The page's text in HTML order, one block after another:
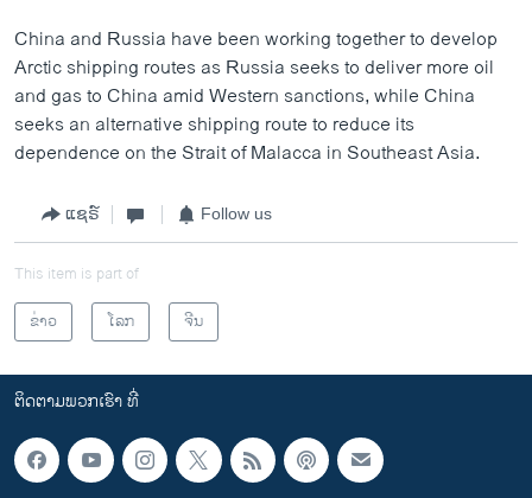
China and Russia have been working together to develop
Arctic shipping routes as Russia seeks to deliver more oil
and gas to China amid Western sanctions, while China
seeks an alternative shipping route to reduce its
dependence on the Strait of Malacca in Southeast Asia.
ແຊຣ໌ Follow us
This item is part of
ຂ່າວ
ໂລກ ຈີນ
ຕິດຕາມພວກເຮົາ ທີ່